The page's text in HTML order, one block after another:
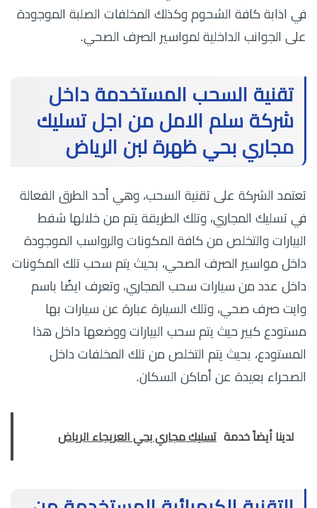
في اذابة كافة الشحوم وكذلك المخلفات الصلبة الموجودة
على الجوانب الداخلية لمواسير الصرف الصحي.
تقنية السحب المستخدمة داخل
شركة سلم الامل من اجل تسليك
مجاري بحي ظهرة لبن الرياض
تعتمد الشركة على تقنية السحب، وهي أحد الطرق الفعالة
في تسليك المجاري، وتلك الطريقة يتم من خلالها شفط
البيارات والتخلص من كافة المكونات والرواسب الموجودة
داخل مواسير الصرف الصحي، بحيث يتم سحب تلك المكونات
داخل عدد من سيارات سحب المجاري، وتعرف ايضًا باسم
وايت صرف صحي، وتلك السيارة عبارة عن سيارات بها
مستودع كبير حيث يتم سحب البيارات ووضعها داخل هذا
المستودع، بحيث يتم التخلص من تلك المخلفات داخل
الصحراء بعيدة عن أماكن السكان.
لدينا أيضاً خدمة تسليك مجاري بحي العريجاء الرياض